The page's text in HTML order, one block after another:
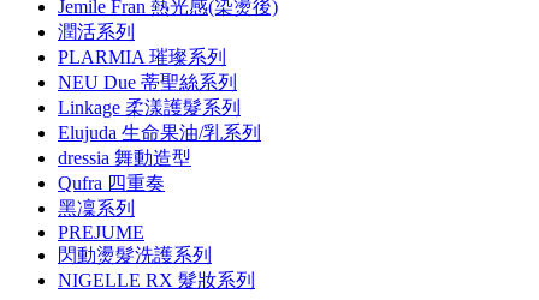
Jemile Fran 熱光感(染燙後)
潤活系列
PLARMIA 璀璨系列
NEU Due 蒂聖絲系列
Linkage 柔漾護髮系列
Elujuda 生命果油/乳系列
dressia 舞動造型
Qufra 四重奏
黑凜系列
PREJUME
閃動燙髮洗護系列
NIGELLE RX 髮妝系列